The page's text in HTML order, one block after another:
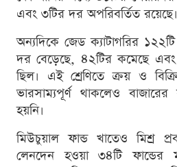
এবং ৩টির দর অপরিবর্তিত রয়েছে।
অন্যদিকে জেড ক্যাটাগরির
দর বেড়েছে, ৪২টির কমেছে
ছিল। এই শ্রেণিতে ক্রয় ও
ভারসাম্যপূর্ণ থাকলেও বাজারের
হয়নি।
মিউচুয়াল ফান্ড খাতেও মিশ্র
লেনদেন হওয়া ৩৪টি ফান্ডের